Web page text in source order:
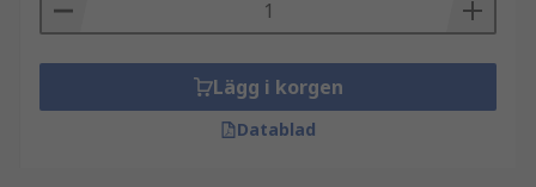
Lägg i korgen
Datablad